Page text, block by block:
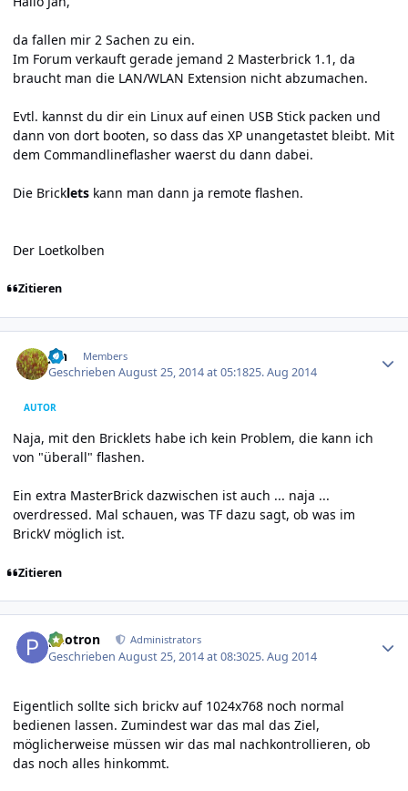
da fallen mir 2 Sachen zu ein.
Im Forum verkauft gerade jemand 2 Masterbrick 1.1, da
braucht man die LAN/WLAN Extension nicht abzumachen.
Evtl. kannst du dir ein Linux auf einen USB Stick packen und
dann von dort booten, so dass das XP unangetastet bleibt. Mit
dem Commandlineflasher waerst du dann dabei.
Die Bricklets kann man dann ja remote flashen.
Der Loetkolben
Zitieren
jan Members
GeschriebenAugust 25, 2014 at 05:1825. Aug 2014
AUTOR
Naja, mit den Bricklets habe ich kein Problem, die kann ich
von "überall" flashen.
Ein extra MasterBrick dazwischen ist auch ... naja ...
overdressed. Mal schauen, was TF dazu sagt, ob was im
BrickV möglich ist.
Zitieren
photron Administrators
GeschriebenAugust 25, 2014 at 08:3025. Aug 2014
Eigentlich sollte sich brickv auf 1024x768 noch normal
bedienen lassen. Zumindest war das mal das Ziel,
möglicherweise müssen wir das mal nachkontrollieren, ob
das noch alles hinkommt.